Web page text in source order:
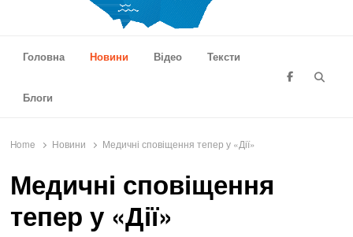
Головна
Новини Відео Тексти
Блоги
Home Новини Медичні сповіщення тепер у «Дії»
Медичні сповіщення
тепер у «Дії»